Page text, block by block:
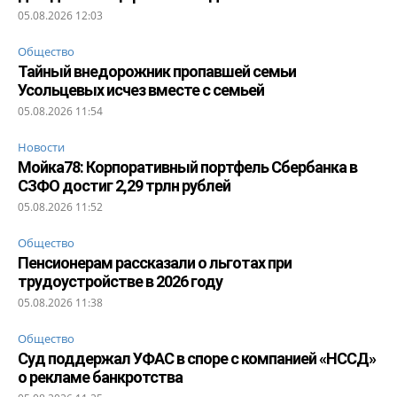
05.08.2026 12:03
Общество
Тайный внедорожник пропавшей семьи
Усольцевых исчез вместе с семьей
05.08.2026 11:54
Новости
Мойка78: Корпоративный портфель Сбербанка в
СЗФО достиг 2,29 трлн рублей
05.08.2026 11:52
Общество
Пенсионерам рассказали о льготах при
трудоустройстве в 2026 году
05.08.2026 11:38
Общество
Суд поддержал УФАС в споре с компанией «НССД»
о рекламе банкротства